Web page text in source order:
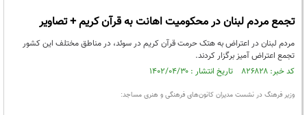
تجمع مردم لبنان در محکومیت اهانت به قرآن کریم + تصاویر
مردم لبنان در اعتراض به هتک حرمت قرآن کریم در سوئد، در مناطق مختلف این کشور
تجمع اعتراض آمیز برگزار کردند.
کد خبر: ۸۲۶۸۲۸ تاریخ انتشار : ۱۴۰۲/۰۴/۳۰
وزیر فرهنگ در نشست مدیران کانون‌های فرهنگی و هنری مساجد: